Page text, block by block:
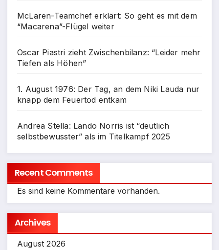
McLaren-Teamchef erklärt: So geht es mit dem
“Macarena”-Flügel weiter
Oscar Piastri zieht Zwischenbilanz: “Leider mehr
Tiefen als Höhen”
1. August 1976: Der Tag, an dem Niki Lauda nur
knapp dem Feuertod entkam
Andrea Stella: Lando Norris ist “deutlich
selbstbewusster” als im Titelkampf 2025
Recent Comments
Es sind keine Kommentare vorhanden.
Archives
August 2026